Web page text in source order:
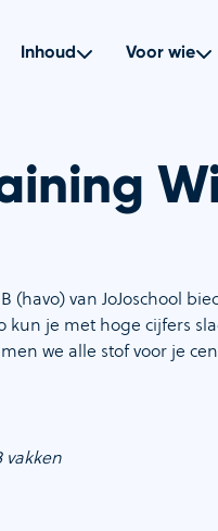
Inhoud Voor wie
(havo) van JoJoschool
kun je met hoge cijfers
we alle stof voor je
vakken